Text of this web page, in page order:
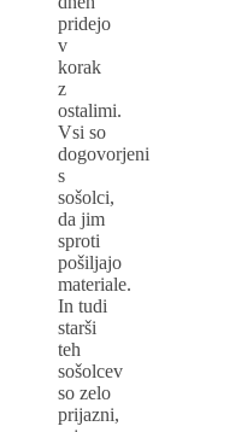
pridejo
v
korak
z
ostalimi.
Vsi so
dogovorjeni
s
sošolci,
da jim
sproti
pošiljajo
materiale.
In tudi
starši
teh
sošolcev
so zelo
prijazni,